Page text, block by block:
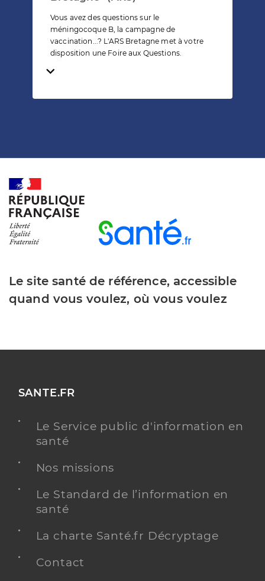
Vous avez des questions sur le
méningocoque B, la campagne de
vaccination...? L'ARS Bretagne met à votre
disposition une Foire aux Questions.
Temps de lecture
Le site santé de référence, accessible
quand vous voulez, où vous voulez
SANTE.FR
Le Service public d'information en
santé
Nos missions
Le Standard de l’information en
santé
La charte Santé.fr Décryptage
Contact